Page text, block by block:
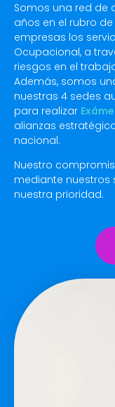
Somos una red de
años en el rubro
empresas los
Ocupacional, a
riesgos en el
Además, somos
nuestras 4 sedes
para realizar
alianzas
nacional.
Nuestro
mediante nuestros
nuestra prioridad.